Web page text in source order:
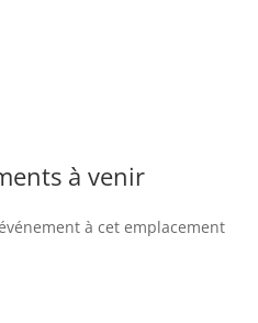
à venir
à cet emplacement